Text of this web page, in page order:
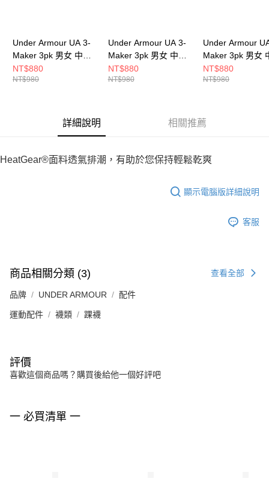
Under Armour UA 3-
Maker 3pk 男女 中長
襪 1382025-600
NT$880
NT$980
Under Armour UA 3-
Maker 3pk 男女 中長
襪 1382025-100
NT$880
NT$980
Under Armour
Maker 3pk 男女
襪 1382025-002
NT$880
NT$980
詳細說明 相關推薦
HeatGear®面料透氣排潮，有助於您保持輕鬆乾爽
顯示電腦版詳細說明
客服
商品相關分類 (3) 查看全部
品牌 UNDER ARMOUR 配件
運動配件 襪類 踝襪
評價
喜歡這個商品嗎？購買後給他一個好評吧
一 必買清單 一